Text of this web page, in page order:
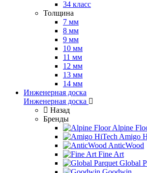
34 класс
Толщина
7 мм
8 мм
9 мм
10 мм
11 мм
12 мм
13 мм
14 мм
Инженерная доска
Инженерная доска
Назад
Бренды
Alpine
Amigo
AnticWood
Fine Art
Global